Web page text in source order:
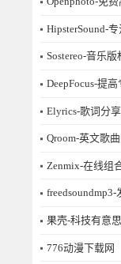
HipsterSound-
Sostereo-音乐
DeepFocus-提
Elyrics-歌词分
Qroom-英文歌
Zenmix-在线组
果壳-科技有意思
776动漫下载网